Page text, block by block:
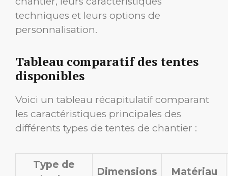
techniques et leurs options de
personnalisation.
Tableau comparatif des tentes
disponibles
Voici un tableau récapitulatif comparant
les caractéristiques principales des
différents types de tentes de chantier :
Type de
Dimensions Matériau